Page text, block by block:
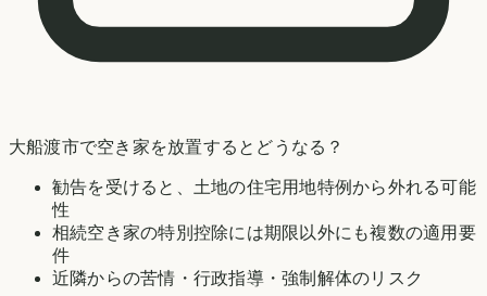
大船渡市で空き家を放置するとどうなる？
勧告を受けると、土地の住宅用地特例から外れる可能
性
相続空き家の特別控除には期限以外にも複数の適用要
件
近隣からの苦情・行政指導・強制解体のリスク